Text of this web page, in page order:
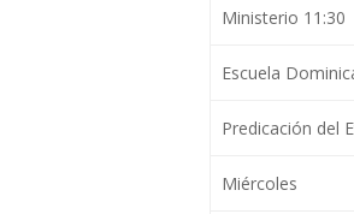
Ministerio 11:30
Escuela
Predicación del
Miércoles